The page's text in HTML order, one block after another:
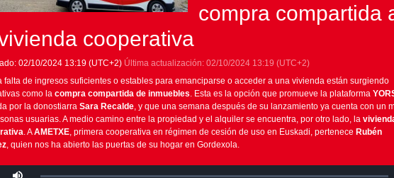
compra compartida
cooperativa
02/10/2024 13:19 (UTC+2) Última actualización: 02/10/2024 13:19 (UTC+2)
falta de ingresos suficientes o estables para emanciparse o acceder a una vivienda están surgiendo
como la compra compartida de inmuebles. Esta es la opción que promueve la plataforma
por la donostiarra Sara Recalde, y que una semana después de su lanzamiento ya cuenta con un
usuarias. A medio camino entre la propiedad y el alquiler se encuentra, por otro lado, la
. AAMETXE, primera cooperativa en régimen de cesión de uso en Euskadi, pertenece Rubén
, quien nos ha abierto las puertas de su hogar en Gordexola.